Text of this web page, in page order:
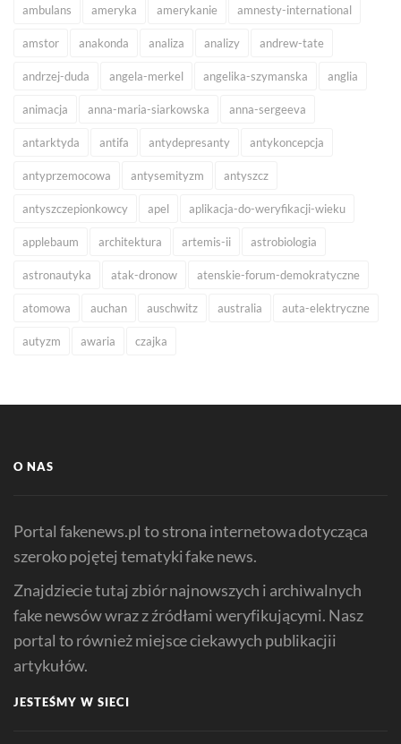
ambulans ameryka amerykanie amnesty-international
amstor anakonda analiza analizy andrew-tate
andrzej-duda angela-merkel angelika-szymanska anglia
animacja anna-maria-siarkowska anna-sergeeva
antarktyda antifa antydepresanty antykoncepcja
antyprzemocowa antysemityzm antyszcz
antyszczepionkowcy apel aplikacja-do-weryfikacji-wieku
applebaum architektura artemis-ii astrobiologia
astronautyka atak-dronow atenskie-forum-demokratyczne
atomowa auchan auschwitz australia auta-elektryczne
autyzm awaria czajka
O NAS
Portal fakenews.pl to strona internetowa dotycząca
szeroko pojętej tematyki fake news.
Znajdziecie tutaj zbiór najnowszych i archiwalnych
fake newsów wraz z źródłami weryfikującymi. Nasz
portal to również miejsce ciekawych publikacjii
artykułów.
JESTEŚMY W SIECI